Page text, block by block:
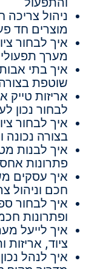
ניהול
מוצרים חד
איך לבחור
מערך תפעולי
איך בתי
שוטפת
אריזות טייק
לבחור נכון
איך לבחור
בצורה נכונה
איך לבנות
פתרונות
איך עסקים
חכם וניהול
איך לבחור
ופתרונות
איך לייעל
ציוד, אריזות
איך לנהל